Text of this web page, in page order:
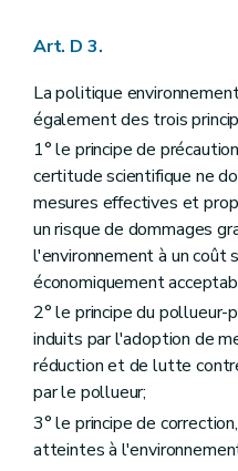
Sous-
Art. D29-
Art. D29-
Sous-
Art. D29-
Section 2 De
Art. D29-13
Section 3
Modalités
Art. D29-14
Art. D29-15
Art. D29-16
Art. D29-17
Art. D29-18
Art. D29-19
Section 4
Art. D29-20
Chapitre IV
Art. D29-21
Art. D 3.
La politique
également des trois
1° le principe de
certitude scientifique ne
mesures effectives et
un risque de dommages
l'environnement à un coût
économiquement
2° le principe du
induits par l'adoption de
réduction et de lutte
par le pollueur;
3° le principe de
atteintes à